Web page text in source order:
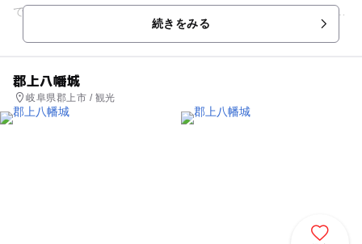
で、渓流釣りや川遊びにピッタリ。 夜は満点の星空を楽しめま
続きをみる
郡上八幡城
岐阜県郡上市 / 観光